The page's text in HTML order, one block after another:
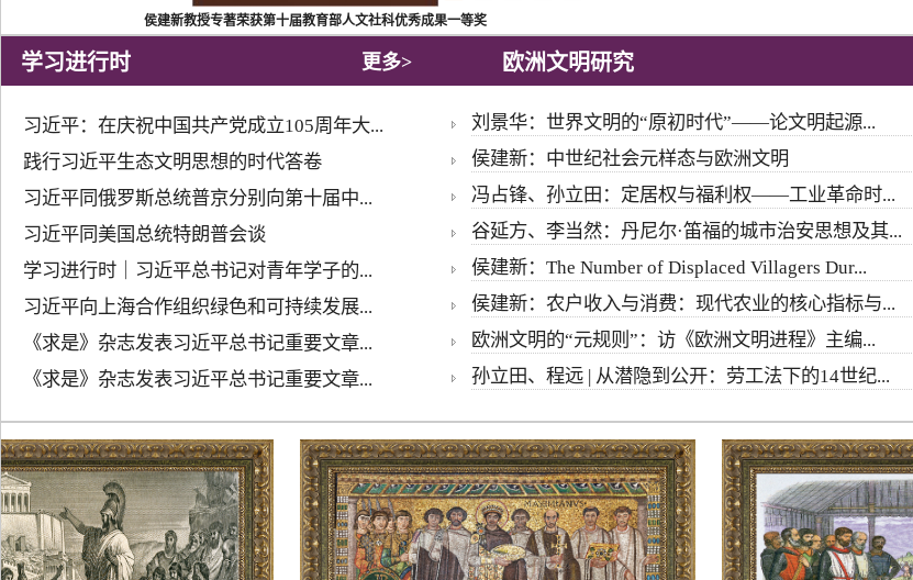
侯建新教授专著荣获第十届教育部人文社科优秀成果一等奖
学习进行时 更多>
习近平：在庆祝中国共产党成立105周年大...
践行习近平生态文明思想的时代答卷
习近平同俄罗斯总统普京分别向第十届中...
习近平同美国总统特朗普会谈
学习进行时｜习近平总书记对青年学子的...
习近平向上海合作组织绿色和可持续发展...
《求是》杂志发表习近平总书记重要文章...
《求是》杂志发表习近平总书记重要文章...
欧洲文明研究
刘景华：世界文明的“原初时代”——论文明起源...
侯建新：中世纪社会元样态与欧洲文明
冯占锋、孙立田：定居权与福利权——工业革命时...
谷延方、李当然：丹尼尔·笛福的城市治安思想及其...
侯建新：The Number of Displaced Villagers Dur...
侯建新：农户收入与消费：现代农业的核心指标与...
欧洲文明的“元规则”：访《欧洲文明进程》主编...
孙立田、程远 | 从潜隐到公开：劳工法下的14世纪...